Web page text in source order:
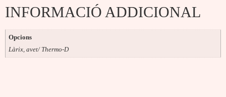
INFORMACIÓ ADDICIONAL
Opcions
Làrix, avet/ Thermo-D